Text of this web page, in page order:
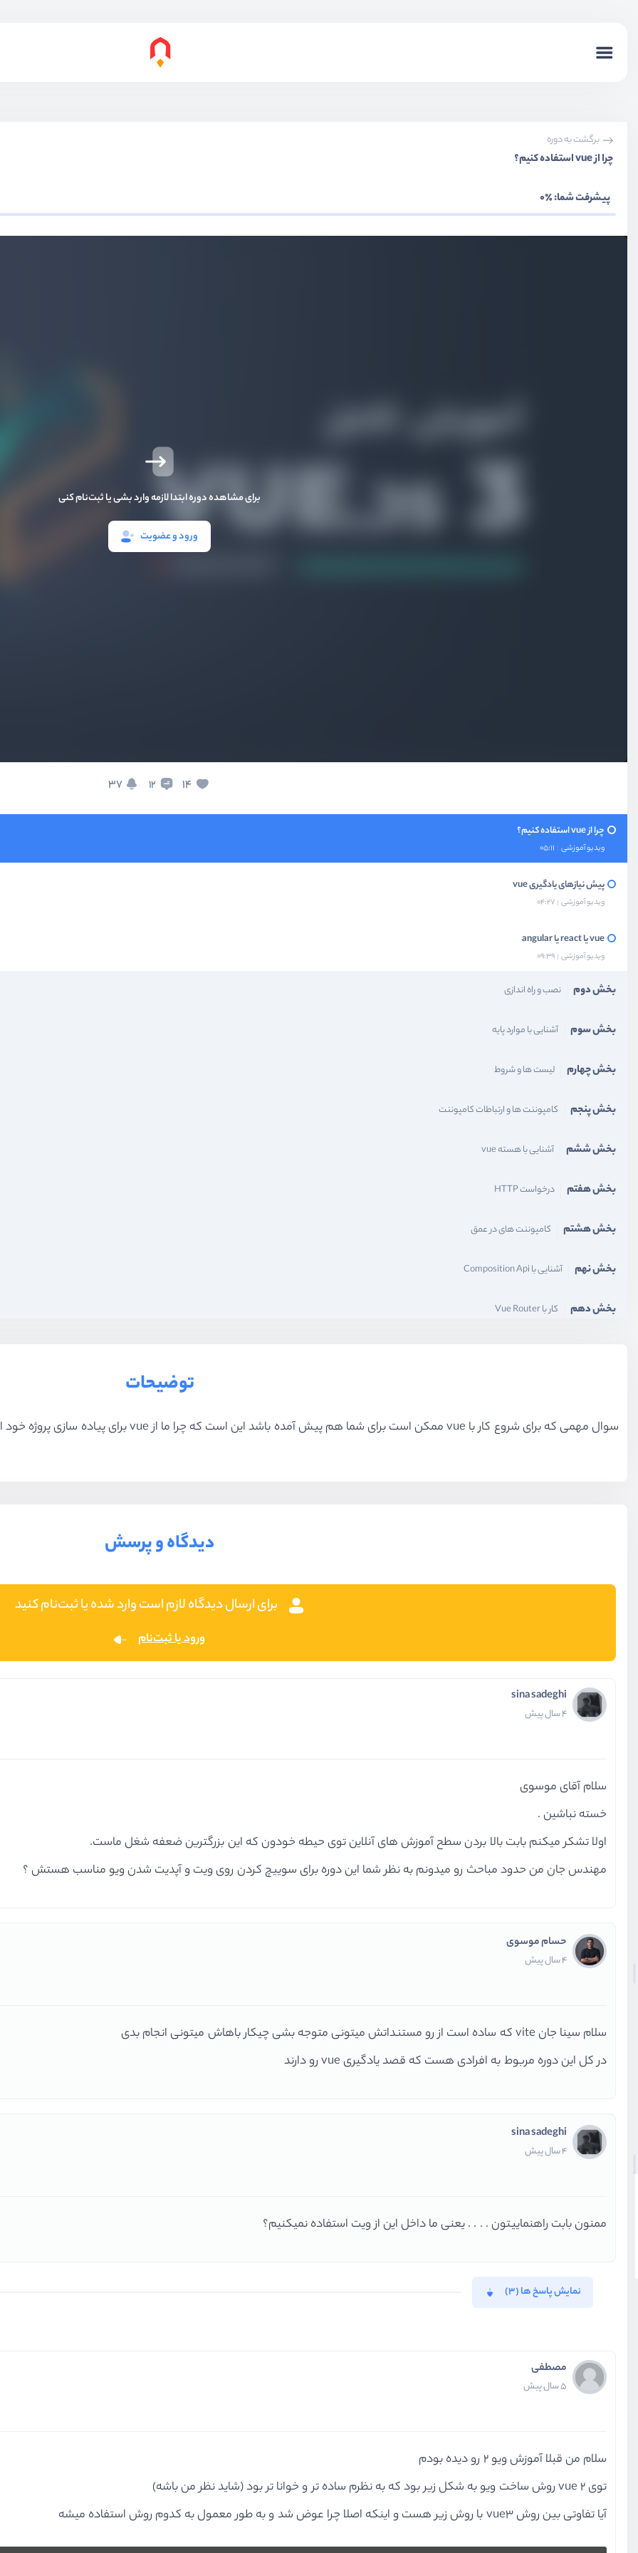
برگشت به دوره
چرا از vue استفاده کنیم؟
پیشرفت شما:٪0
برای مشاهده دوره ابتدا لازمه وارد بشی یا ثبت‌نام کنی
ورود و عضویت
14
12
37
چرا از vue استفاده کنیم؟
ویدیو آموزشی 05:11
پیش نیازهای یادگیری vue
ویدیو آموزشی 04:27
vue یا react یا angular
ویدیو آموزشی 09:39
بخش دوم نصب و راه اندازی
بخش سوم آشنایی با موارد پایه
بخش چهارم لیست ها و شروط
بخش پنجم کامپوننت ها و ارتباطات کامپوننت
بخش ششم آشنایی با هسته vue
بخش هفتم درخواست HTTP
بخش هشتم کامپوننت های در عمق
بخش نهم آشنایی با Composition Api
بخش دهم کار با Vue Router
توضیحات
سوال مهمی که برای شروع کار با vue ممکن است برای شما هم پیش آمده باشد این است که چرا ما از vue برای پیاده سازی پروژه خود استفاده کنیم.
دیدگاه و پرسش
برای ارسال دیدگاه لازم است وارد شده یا ثبت‌نام کنید
ورود یا ثبت‌نام
sina sadeghi
4 سال پیش
سلام آقای موسوی
خسته نباشین .
اولا تشکر میکنم بابت بالا بردن سطح آموزش های آنلاین توی حیطه خودون که این بزرگترین ضعفه شغل ماست.
مهندس جان من حدود مباحث رو میدونم به نظر شما این دوره برای سوییچ کردن روی ویت و آپدیت شدن ویو مناسب هستش ؟
حسام موسوی
4 سال پیش
سلام سینا جان vite که ساده است از رو مستنداتش میتونی متوجه بشی چیکار باهاش میتونی انجام بدی
در کل این دوره مربوط به افرادی هست که قصد یادگیری vue رو دارند
sina sadeghi
4 سال پیش
ممنون بابت راهنماییتون . . . . یعنی ما داخل این از ویت استفاده نمیکنیم؟
نمایش پاسخ ها (3)
مصطفی
5 سال پیش
سلام من قبلا آموزش ویو 2 رو دیده بودم
توی vue 2 روش ساخت ویو به شکل زیر بود که به نظرم ساده تر و خوانا تر بود (شاید نظر من باشه)
آیا تفاوتی بین روش vue3 با روش زیر هست و اینکه اصلا چرا عوض شد و به طور معمول به کدوم روش استفاده میشه